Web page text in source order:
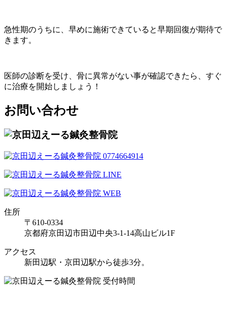
急性期のうちに、早めに施術できていると早期回復が期待で
きます。
医師の診断を受け、骨に異常がない事が確認できたら、すぐ
に治療を開始しましょう！
お問い合わせ
住所
〒610-0334
京都府京田辺市田辺中央3-1-14高山ビル1F
アクセス
新田辺駅・京田辺駅から徒歩3分。